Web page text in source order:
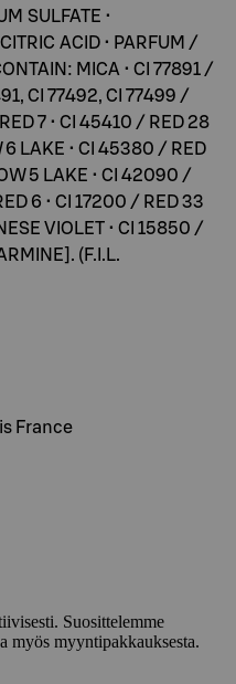
SULFATE •
ACID • PARFUM /
MICA • CI 77891 /
CI 77492, CI 77499 /
7 • CI 45410 / RED 28
6 LAKE • CI 45380 / RED
5 LAKE • CI 42090 /
6 • CI 17200 / RED 33
VIOLET • CI 15850 /
(F.I.L.
France
Suosittelemme
myös myyntipakkauksesta.